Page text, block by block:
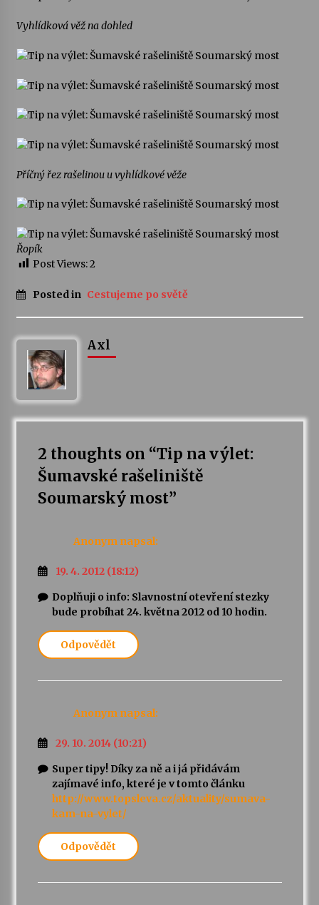
Vyhlídková věž na dohled
Příčný řez rašelinou u vyhlídkové věže
Řopík
Post Views:2
Posted in Cestujeme po světě
Axl
2 thoughts on “Tip na výlet:
Šumavské rašeliniště
Soumarský most”
Anonym napsal:
19. 4. 2012 (18:12)
Doplňuji o info: Slavnostní otevření stezky
bude probíhat 24. května 2012 od 10 hodin.
Odpovědět
Anonym napsal:
29. 10. 2014 (10:21)
Super tipy! Díky za ně a i já přidávám
zajímavé info, které je v tomto článku
http://www.topsleva.cz/aktuality/sumava-
kam-na-vylet/
Odpovědět